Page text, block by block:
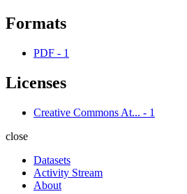
Formats
PDF - 1
Licenses
Creative Commons At... - 1
close
Datasets
Activity Stream
About